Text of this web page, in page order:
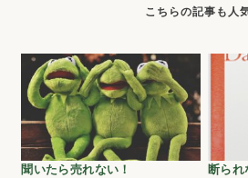
聞いたら売れない！ 断ら